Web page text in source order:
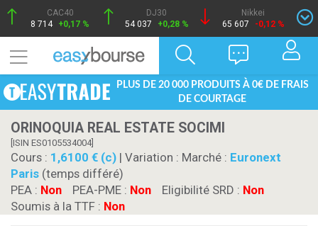
CAC40
8 714 +0,17 %
DJ30
54 037
+0,28 %
Nikkei
65 607
-0,12 %
PLUS DE 20 000 PRODUITS À 0€ DE FRAIS
DE COURTAGE
ORINOQUIA REAL ESTATE SOCIMI
[ISIN ES0105534004]
Cours : 1,6100 € (c) | Variation : Marché : Euronext
Paris (temps différé)
PEA : Non PEA-PME : Non Eligibilité SRD : Non
Soumis à la TTF : Non